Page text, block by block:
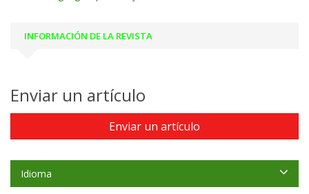
INFORMACIÓN DE LA REVISTA
Enviar un artículo
Enviar un artículo
Idioma